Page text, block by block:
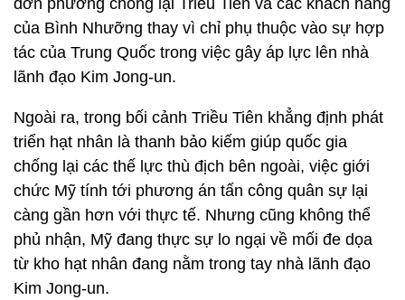
đơn phương chống lại Triều Tiên và các khách hàng
của Bình Nhưỡng thay vì chỉ phụ thuộc vào sự hợp
tác của Trung Quốc trong việc gây áp lực lên nhà
lãnh đạo Kim Jong-un.
Ngoài ra, trong bối cảnh Triều Tiên khẳng định phát
triển hạt nhân là thanh bảo kiếm giúp quốc gia
chống lại các thế lực thù địch bên ngoài, việc giới
chức Mỹ tính tới phương án tấn công quân sự lại
càng gần hơn với thực tế. Nhưng cũng không thể
phủ nhận, Mỹ đang thực sự lo ngại về mối đe dọa
từ kho hạt nhân đang nằm trong tay nhà lãnh đạo
Kim Jong-un.